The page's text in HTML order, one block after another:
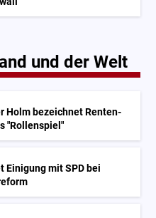
und der Welt
Holm bezeichnet Renten-
"Rollenspiel"
Einigung mit SPD bei